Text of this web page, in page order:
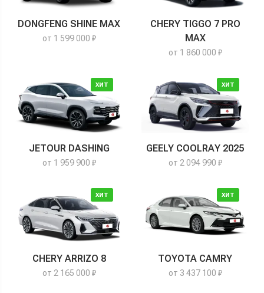
DONGFENG SHINE MAX
от 1 599 000 ₽
CHERY TIGGO 7 PRO
MAX
от 1 860 000 ₽
ХИТ
JETOUR DASHING
от 1 959 900 ₽
ХИТ
GEELY COOLRAY 2025
от 2 094 990 ₽
ХИТ
CHERY ARRIZO 8
от 2 165 000 ₽
ХИТ
TOYOTA CAMRY
от 3 437 100 ₽